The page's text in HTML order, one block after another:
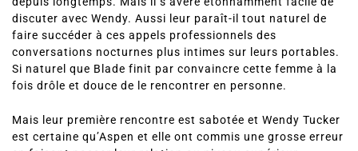
discuter avec Wendy. Aussi leur paraît-il tout naturel de
faire succéder à ces appels professionnels des
conversations nocturnes plus intimes sur leurs portables.
Si naturel que Blade finit par convaincre cette femme à la
fois drôle et douce de le rencontrer en personne.
est certaine qu’Aspen et elle ont commis une grosse erreur
en faisant passer leur relation au niveau supérieur.